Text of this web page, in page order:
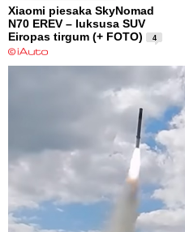
Xiaomi piesaka SkyNomad
N70 EREV – luksusa SUV
Eiropas tirgum (+ FOTO)
4